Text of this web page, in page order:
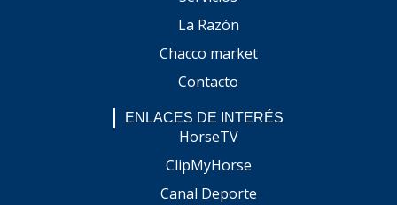
La Razón
Chacco market
Contacto
ENLACES DE INTERÉS
HorseTV
ClipMyHorse
Canal Deporte